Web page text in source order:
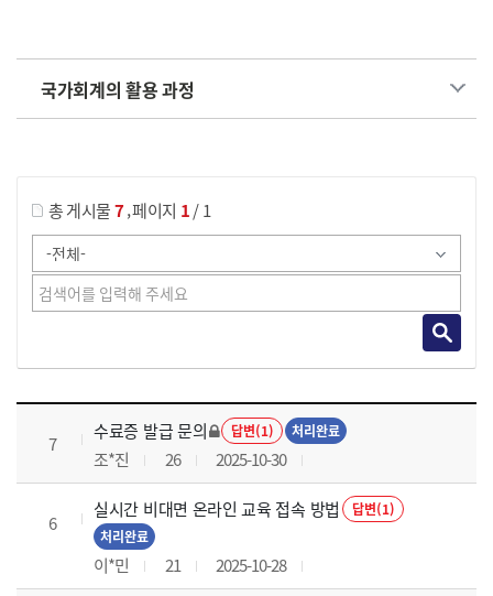
국가회계의 활용 과정
총 게시물7,페이지 1/ 1
국가회계의 활용 과정 목록 으로 번호, 제목, 작성자, 조회수, 등록 일로 나열 되고 있습니다.
7
수료증 발급 문의 답변(1) 처리완료
조*진 26 2025-10-30
6
실시간 비대면 온라인 교육 접속 방법
답변(1)
처리완료
이*민 21 2025-10-28